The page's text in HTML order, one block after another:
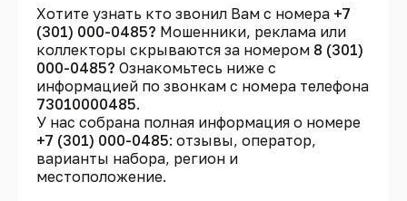
Хотите узнать кто звонил Вам с номера +7
(301) 000-0485? Мошенники, реклама или
коллекторы скрываются за номером 8 (301)
000-0485? Ознакомьтесь ниже с
информацией по звонкам с номера телефона
73010000485.
У нас собрана полная информация о номере
+7 (301) 000-0485: отзывы, оператор,
варианты набора, регион и
местоположение.